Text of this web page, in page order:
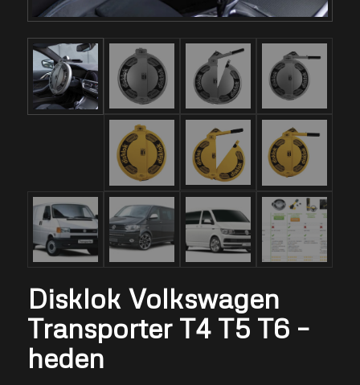
Disklok Volkswagen
Transporter T4 T5 T6 –
heden